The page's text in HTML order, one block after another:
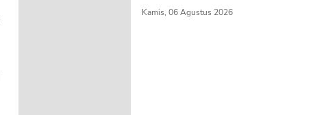
Kamis, 06 Agustus 2026